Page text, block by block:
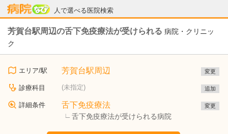
人で選べる医院検索
病院なび
芳賀台駅周辺の舌下免疫療法が受けられる 病院・クリニッ
ク
エリア/駅 芳賀台駅周辺 変更
診療科目 (未指定) 追加
詳細条件 舌下免疫療法
舌下免疫療法が受けられる病院
変更